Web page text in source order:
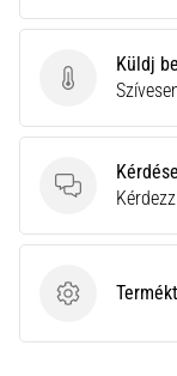
Küldj be
Küldj
Kérdések